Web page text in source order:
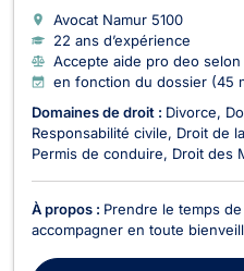
Avocat Namur 5100
22 ans d’expérience
Accepte aide pro deo selon
en fonction du dossier (45
Domaines de droit : Divorce
Responsabilité civile
Droit de
Permis de conduire
Droit des
À propos : Prendre le temps
accompagner en toute